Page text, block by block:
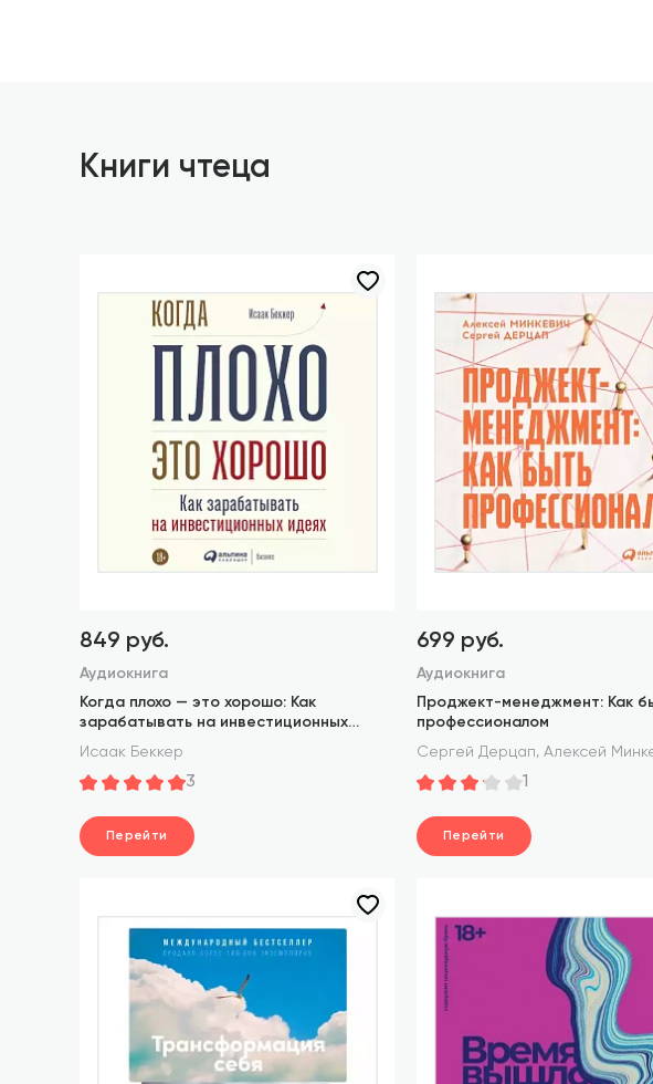
Книги чтеца
849 руб.
Аудиокнига
Когда плохо — это хорошо: Как
зарабатывать на инвестиционных
идеях
Исаак Беккер
3
Перейти
699 руб.
Аудиокнига
Проджект-менеджмент: Как
профессионалом
Сергей Дерцап, Алексей
1
Перейти